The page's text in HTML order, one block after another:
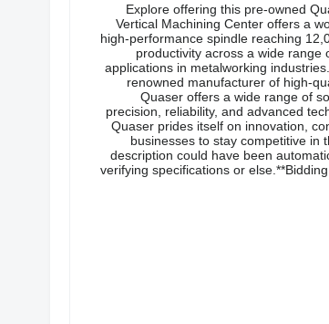
Explore offering this pre-owned
Vertical Machining Center offers a
high-performance spindle reaching
productivity across a wide range
applications in metalworking
renowned manufacturer of high-
Quaser offers a wide range of
precision, reliability, and advanced
Quaser prides itself on innovation,
businesses to stay competitive in
description could have been
verifying specifications or